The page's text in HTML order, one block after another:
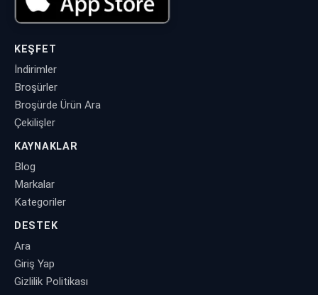
KEŞFET
İndirimler
Broşürler
Broşürde Ürün Ara
Çekilişler
KAYNAKLAR
Blog
Markalar
Kategoriler
DESTEK
Ara
Giriş Yap
Gizlilik Politikası